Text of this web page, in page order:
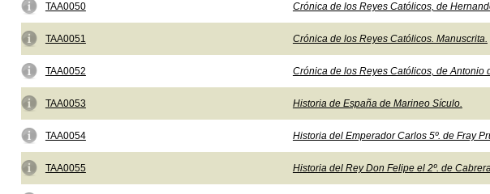
TAA0050 Crónica de los Reyes Católicos, de
TAA0051 Crónica de los Reyes Católicos. Manuscrita.
TAA0052 Crónica de los Reyes Católicos, de Antonio
TAA0053 Historia de España de Marineo Sículo.
TAA0054 Historia del Emperador Carlos 5º. de Fray
TAA0055 Historia del Rey Don Felipe el 2º. de